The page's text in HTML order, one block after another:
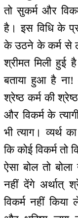
तो सुकर्म और
है। इस विधि के
के उठने के कर्म से
श्रीमत मिली
बताया हुआ है
श्रेष्ठ कर्म की
और विकर्म के
भी त्याग। व्यर्थ
कि कोई विकर्म तो
ऐसा बोल तो
नहीं देंगे अर्थात्
विकर्म नहीं किया